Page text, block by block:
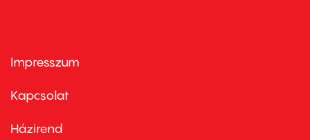
Footer
first
Impresszum
Kapcsolat
Footer
Házirend